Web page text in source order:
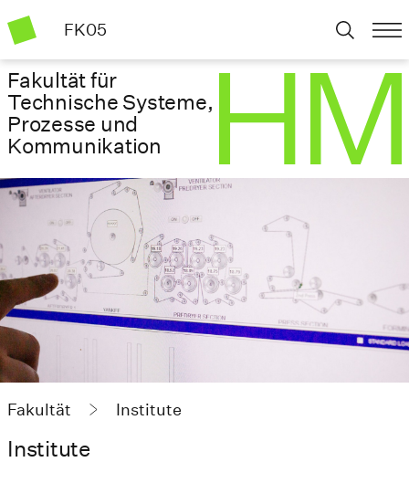
FK05
Fakultät für
Technische Systeme,
Prozesse und
Kommunikation
Fakultät Institute
Institute